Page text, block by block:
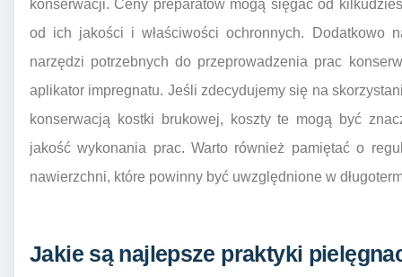
konserwacji. Ceny preparatów mogą sięgać od
od ich jakości i właściwości ochronnych. Dodatkowo
narzędzi potrzebnych do przeprowadzenia prac
aplikator impregnatu. Jeśli zdecydujemy się na
konserwacją kostki brukowej, koszty te mogą być
jakość wykonania prac. Warto również pamiętać o
nawierzchni, które powinny być uwzględnione w
Jakie są najlepsze praktyki